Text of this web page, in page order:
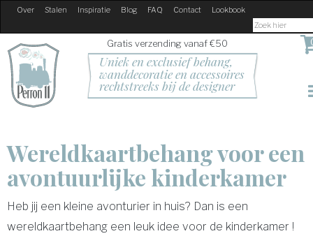
Over Stalen Inspiratie Blog FAQ Contact Lookbook
Gratis verzending vanaf €50
Uniek en exclusief behang,
wanddecoratie en accessoires
rechtstreeks bij de designer
Wereldkaartbehang voor een
avontuurlijke kinderkamer
Heb jij een kleine avonturier in huis? Dan is een
wereldkaartbehang een leuk idee voor de kinderkamer !